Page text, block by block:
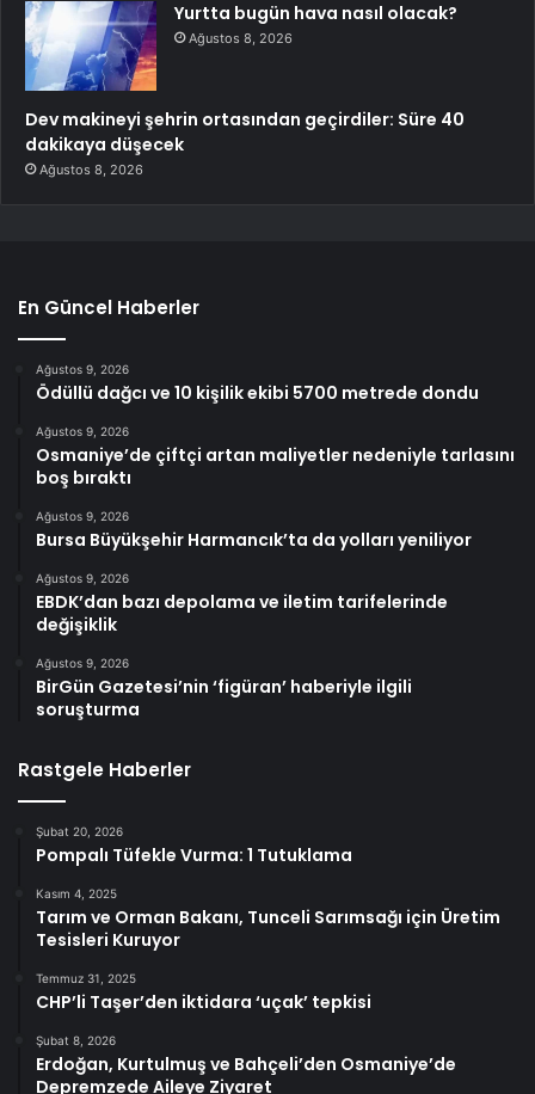
Yurtta bugün hava nasıl olacak?
Ağustos 8, 2026
Dev makineyi şehrin ortasından geçirdiler: Süre 40
dakikaya düşecek
Ağustos 8, 2026
En Güncel Haberler
Ağustos 9, 2026
Ödüllü dağcı ve 10 kişilik ekibi 5700 metrede dondu
Ağustos 9, 2026
Osmaniye’de çiftçi artan maliyetler nedeniyle tarlasını
boş bıraktı
Ağustos 9, 2026
Bursa Büyükşehir Harmancık’ta da yolları yeniliyor
Ağustos 9, 2026
EBDK’dan bazı depolama ve iletim tarifelerinde
değişiklik
Ağustos 9, 2026
BirGün Gazetesi’nin ‘figüran’ haberiyle ilgili
soruşturma
Rastgele Haberler
Şubat 20, 2026
Pompalı Tüfekle Vurma: 1 Tutuklama
Kasım 4, 2025
Tarım ve Orman Bakanı, Tunceli Sarımsağı için Üretim
Tesisleri Kuruyor
Temmuz 31, 2025
CHP’li Taşer’den iktidara ‘uçak’ tepkisi
Şubat 8, 2026
Erdoğan, Kurtulmuş ve Bahçeli’den Osmaniye’de
Depremzede Aileye Ziyaret